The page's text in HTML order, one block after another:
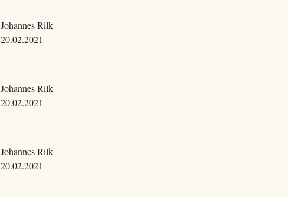
Johannes Rilk
20.02.2021
Johannes Rilk
20.02.2021
Johannes Rilk
20.02.2021